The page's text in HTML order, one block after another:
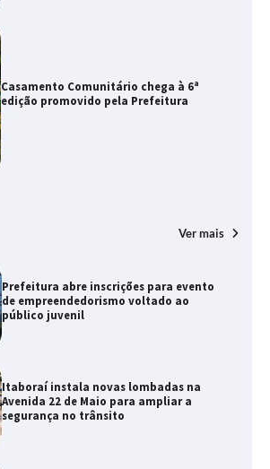
Casamento Comunitário chega à 6ª
edição promovido pela Prefeitura
Ver mais
Prefeitura abre inscrições para evento
de empreendedorismo voltado ao
público juvenil
Itaboraí instala novas lombadas na
Avenida 22 de Maio para ampliar a
segurança no trânsito